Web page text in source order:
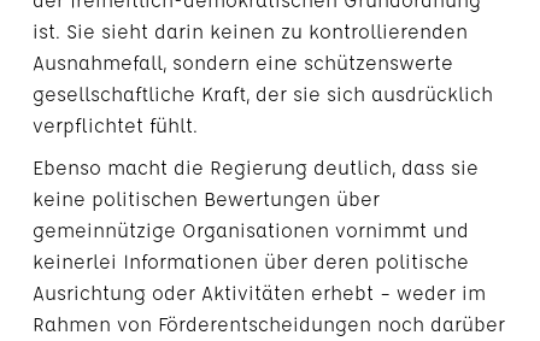
ist. Sie sieht darin keinen zu kontrollierenden
Ausnahmefall, sondern eine schützenswerte
gesellschaftliche Kraft, der sie sich ausdrücklich
verpflichtet fühlt.
Ebenso macht die Regierung deutlich, dass sie
keine politischen Bewertungen über
gemeinnützige Organisationen vornimmt und
keinerlei Informationen über deren politische
Ausrichtung oder Aktivitäten erhebt – weder im
Rahmen von Förderentscheidungen noch darüber